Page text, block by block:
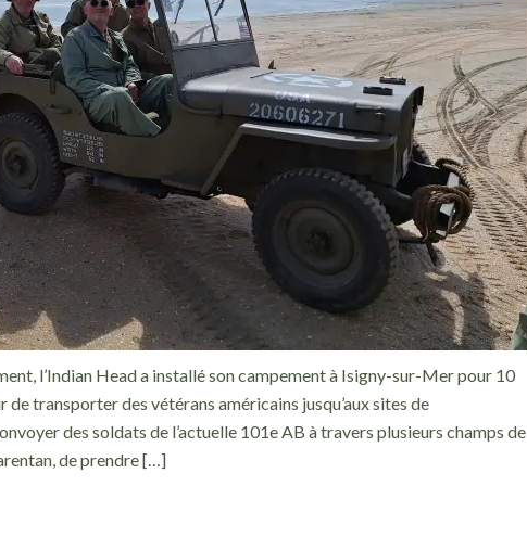
l’Indian Head a installé son campement à Isigny-sur-Mer pour 10
de transporter des vétérans américains jusqu’aux sites de
des soldats de l’actuelle 101e AB à travers plusieurs champs de
de prendre […]